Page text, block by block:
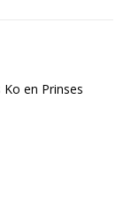
en Prinses